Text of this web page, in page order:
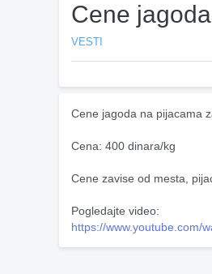
Cene
VESTI
Cene jagoda na pijacama
Cena: 400 dinara/kg
Cene zavise od mesta,
Pogledajte video:
https://www.youtube.com/